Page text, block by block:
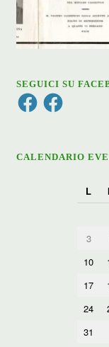
SEGUICI SU
FacebookFacebook
CALENDARIO
L
3
10
17
24
31